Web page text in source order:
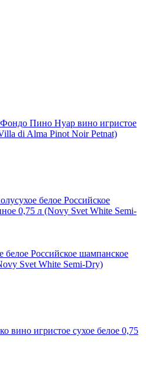
Пино Нуар вино игристое
di Alma Pinot Noir Petnat)
Российское шампанское
Svet White Semi-Dry)